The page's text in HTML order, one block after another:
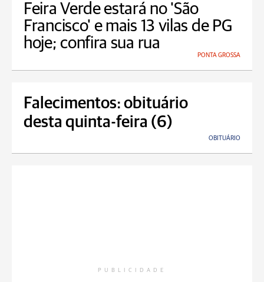
Feira Verde estará no 'São
Francisco' e mais 13 vilas de PG
hoje; confira sua rua
PONTA GROSSA
Falecimentos: obituário
desta quinta-feira (6)
OBITUÁRIO
PUBLICIDADE